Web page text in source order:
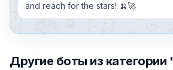
and reach for the stars! 🍌🚀
Другие боты из категории